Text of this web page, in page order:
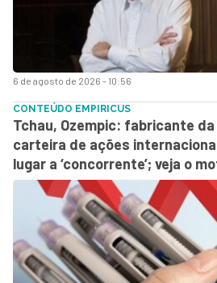
6 de agosto de 2026 - 10:56
CONTEÚDO EMPIRICUS
Tchau, Ozempic: fabricante da
carteira de ações
lugar a ‘concorrente’; veja o